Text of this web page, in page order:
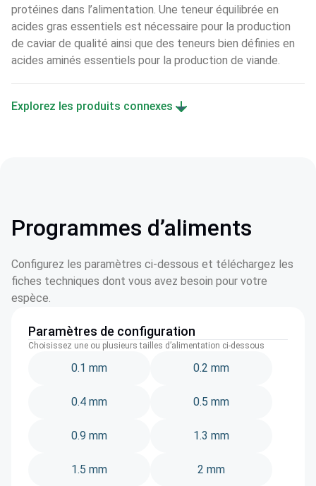
protéines dans l’alimentation. Une teneur équilibrée en
acides gras essentiels est nécessaire pour la production
de caviar de qualité ainsi que des teneurs bien définies en
acides aminés essentiels pour la production de viande.
Explorez les produits connexes
Programmes d’aliments
Configurez les paramètres ci-dessous et téléchargez les
fiches techniques dont vous avez besoin pour votre
espèce.
Paramètres de configuration
Choisissez une ou plusieurs tailles d’alimentation ci-dessous
0.1 mm 0.2 mm
0.4 mm 0.5 mm
0.9 mm 1.3 mm
1.5 mm 2 mm